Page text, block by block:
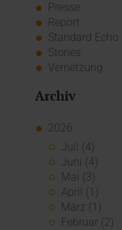
Presse
Report
Standard Echo
Stories
Vernetzung
Archiv
2026
Juli (4)
Juni (4)
Mai (3)
April (1)
März (1)
Februar (2)